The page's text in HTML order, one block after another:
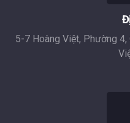
5-7 Hoàng Việt, Phường 4,